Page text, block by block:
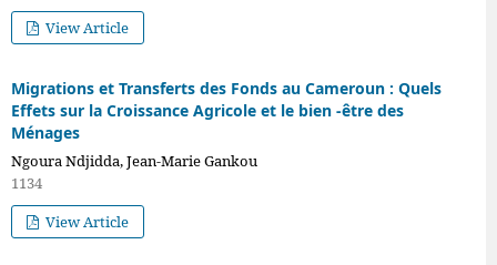
View Article
Migrations et Transferts des Fonds au Cameroun : Quels
Effets sur la Croissance Agricole et le bien -être des
Ménages
Ngoura Ndjidda, Jean-Marie Gankou
1134
View Article